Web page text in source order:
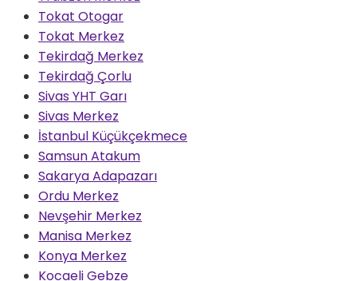
Tokat Otogar
Tokat Merkez
Tekirdağ Merkez
Tekirdağ Çorlu
Sivas YHT Garı
Sivas Merkez
İstanbul Küçükçekmece
Samsun Atakum
Sakarya Adapazarı
Ordu Merkez
Nevşehir Merkez
Manisa Merkez
Konya Merkez
Kocaeli Gebze